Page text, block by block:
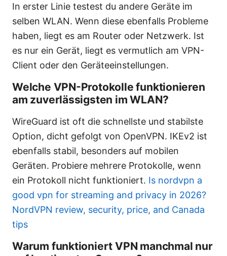
In erster Linie testest du andere Geräte im
selben WLAN. Wenn diese ebenfalls Probleme
haben, liegt es am Router oder Netzwerk. Ist
es nur ein Gerät, liegt es vermutlich am VPN-
Client oder den Geräteeinstellungen.
Welche VPN-Protokolle funktionieren
am zuverlässigsten im WLAN?
WireGuard ist oft die schnellste und stabilste
Option, dicht gefolgt von OpenVPN. IKEv2 ist
ebenfalls stabil, besonders auf mobilen
Geräten. Probiere mehrere Protokolle, wenn
ein Protokoll nicht funktioniert. Is nordvpn a
good vpn for streaming and privacy in 2026?
NordVPN review, security, price, and Canada
tips
Warum funktioniert VPN manchmal nur